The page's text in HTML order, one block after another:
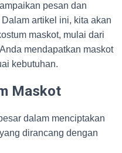
pesan dan
artikel ini, kita akan
maskot, mulai dari
mendapatkan maskot
kebutuhan.
Maskot
dalam menciptakan
dirancang dengan